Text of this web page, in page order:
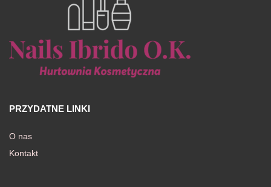
PRZYDATNE LINKI
O nas
Kontakt